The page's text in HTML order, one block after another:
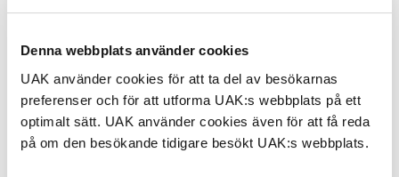
Denna webbplats använder cookies
UAK använder cookies för att ta del av besökarnas
preferenser och för att utforma UAK:s webbplats på ett
optimalt sätt. UAK använder cookies även för att få reda
på om den besökande tidigare besökt UAK:s webbplats.